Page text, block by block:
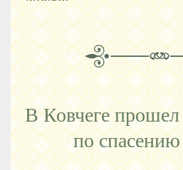
В Ковчеге прошел
по спасению